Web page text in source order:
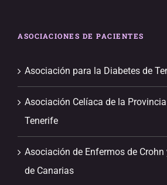
ASOCIACIONES DE PACIENTES
Asociación para la Diabetes de
Asociación Celíaca de la
Tenerife
Asociación de Enfermos de Crohn
de Canarias